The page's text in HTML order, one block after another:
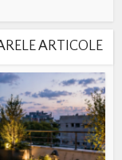
ARTICOLE